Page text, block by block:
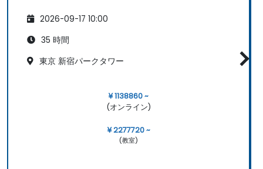
2026-09-17 10:00
35 時間
東京 新宿パークタワー
¥ 1138860 ~
(オンライン)
¥ 2277720 ~
(教室)